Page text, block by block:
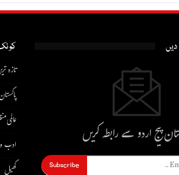
دیں
پیج اردو سے رابطہ کریں
Subscribe
تازہ
عالمی
ادب